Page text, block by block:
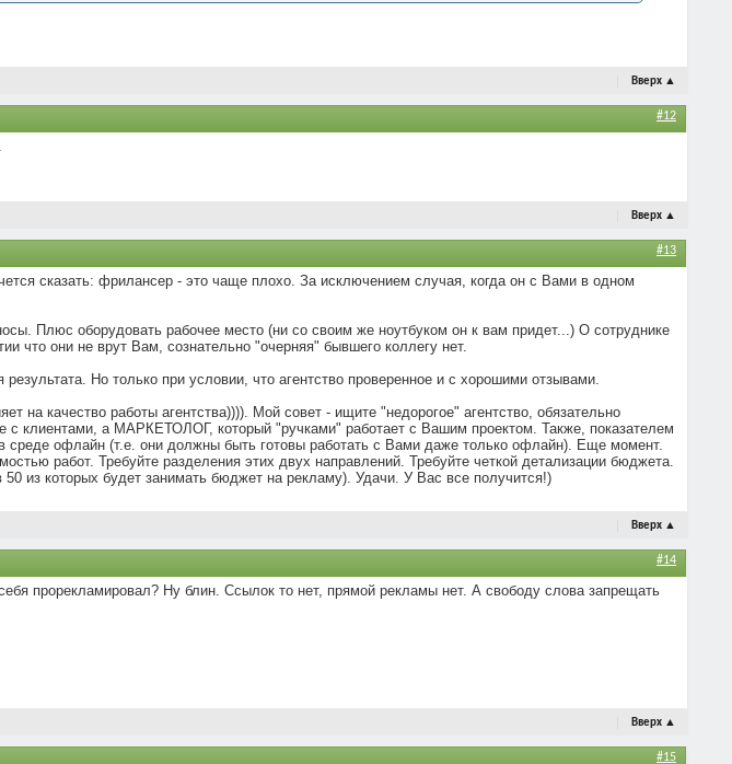
Вверх ▲
#12
Вверх ▲
#13
сказать: фрилансер - это чаще плохо. За исключением случая, когда он с Вами в одном
Плюс оборудовать рабочее место (ни со своим же ноутбуком он к вам придет...) О сотруднике
что они не врут Вам, сознательно "очерняя" бывшего коллегу нет.
Но только при условии, что агентство проверенное и с хорошими отзывами.
на качество работы агентства)))). Мой совет - ищите "недорогое" агентство, обязательно
клиентами, а МАРКЕТОЛОГ, который "ручками" работает с Вашим проектом. Также, показателем
в среде офлайн (т.е. они должны быть готовы работать с Вами даже только офлайн). Еще момент.
работ. Требуйте разделения этих двух направлений. Требуйте четкой детализации бюджета.
из которых будет занимать бюджет на рекламу). Удачи. У Вас все получится!)
Вверх ▲
#14
прорекламировал? Ну блин. Ссылок то нет, прямой рекламы нет. А свободу слова запрещать
Вверх ▲
#15